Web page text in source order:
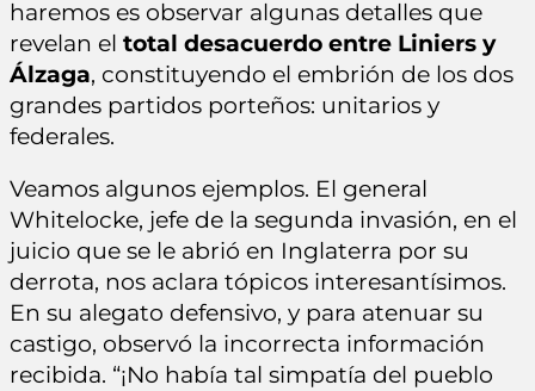
haremos es observar algunas detalles que
revelan el total desacuerdo entre Liniers y
Álzaga, constituyendo el embrión de los dos
grandes partidos porteños: unitarios y
federales.
Veamos algunos ejemplos. El general
Whitelocke, jefe de la segunda invasión, en el
juicio que se le abrió en Inglaterra por su
derrota, nos aclara tópicos interesantísimos.
En su alegato defensivo, y para atenuar su
castigo, observó la incorrecta información
recibida. “¡No había tal simpatía del pueblo